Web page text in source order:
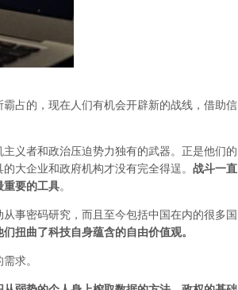
占的，现在人们有机会开辟新的战线，借助信
主义者和政治压迫势力独有的武器。正是他们的
大企业和政府机构才没有完全得逞。 战斗一直
重要的工具。
事密码研究，而且至今包括中国在内的很多国
扭曲了科技自身蕴含的自由价值观。
求。